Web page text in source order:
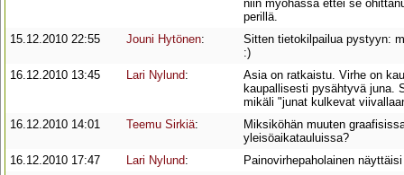
niin myöhässä ettei se
perillä.
15.12.2010 22:55
Jouni Hytönen:
Sitten tietokilpailua pystyyn:
:)
16.12.2010 13:45
Lari Nylund:
Asia on ratkaistu. Virhe on
kaupallisesti pysähtyvä juna.
mikäli "junat kulkevat
16.12.2010 14:01
Teemu Sirkiä:
Miksiköhän muuten
yleisöaikatauluissa?
16.12.2010 17:47
Lari Nylund:
Painovirhepaholainen